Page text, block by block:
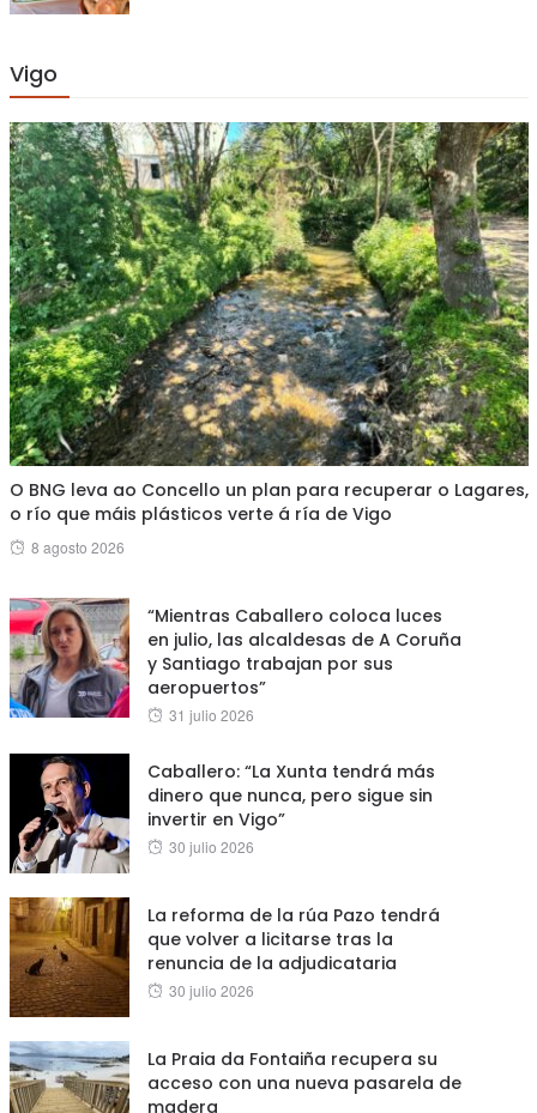
Vigo
O BNG leva ao Concello un plan para recuperar o Lagares,
o río que máis plásticos verte á ría de Vigo
Posted
8 agosto 2026
“Mientras Caballero coloca luces
en julio, las alcaldesas de A Coruña
y Santiago trabajan por sus
aeropuertos”
Posted
31 julio 2026
Caballero: “La Xunta tendrá más
dinero que nunca, pero sigue sin
invertir en Vigo”
Posted
30 julio 2026
La reforma de la rúa Pazo tendrá
que volver a licitarse tras la
renuncia de la adjudicataria
Posted
30 julio 2026
La Praia da Fontaiña recupera su
acceso con una nueva pasarela de
madera